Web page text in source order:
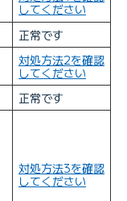
してください
正常です
対処方法2を確認
してください
正常です
対処方法3を確認
してください